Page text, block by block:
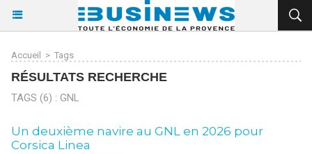
Accueil > Tags
RÉSULTATS RECHERCHE
TAGS (6) : GNL
​Un deuxième navire au GNL en 2026 pour
Corsica Linea